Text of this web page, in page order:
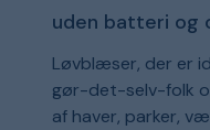
uden batteri og
Løvblæser, der er
gør-det-selv-folk
af haver, parker,